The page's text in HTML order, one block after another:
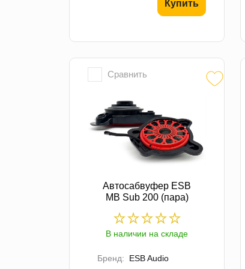
Купить
Сравнить
Автосабвуфер ESB
MB Sub 200 (пара)
В наличии на складе
Бренд:
ESB Audio